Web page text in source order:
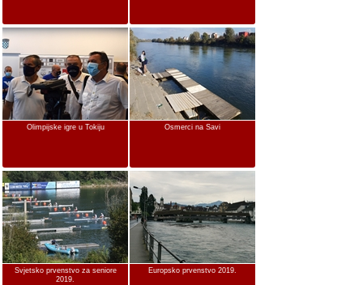
Olimpijske igre u Tokiju Osmerci na Savi
Svjetsko prvenstvo za seniore
2019.
Europsko prvenstvo 2019.